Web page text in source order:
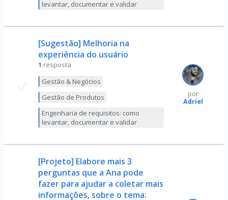
levantar, documentar e validar
[Sugestão] Melhoria na
experiência do usuário
1 resposta
Gestão & Negócios
Gestão de Produtos
Engenharia de requisitos: como
levantar, documentar e validar
por
Adriel
[Projeto] Elabore mais 3
perguntas que a Ana pode
fazer para ajudar a coletar mais
informações, sobre o tema: